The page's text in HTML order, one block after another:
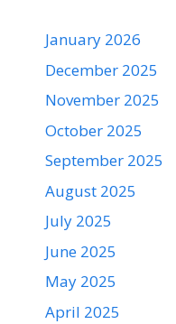
January 2026
December 2025
November 2025
October 2025
September 2025
August 2025
July 2025
June 2025
May 2025
April 2025